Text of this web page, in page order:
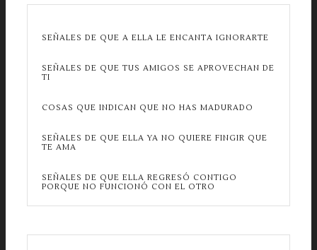
SEÑALES DE QUE A ELLA LE ENCANTA IGNORARTE
SEÑALES DE QUE TUS AMIGOS SE APROVECHAN DE
TI
COSAS QUE INDICAN QUE NO HAS MADURADO
SEÑALES DE QUE ELLA YA NO QUIERE FINGIR QUE
TE AMA
SEÑALES DE QUE ELLA REGRESÓ CONTIGO
PORQUE NO FUNCIONÓ CON EL OTRO